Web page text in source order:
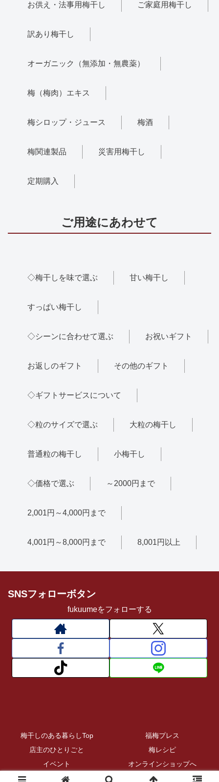
お供え・法事用梅干し ご家庭用梅干し
訳あり梅干し
オーガニック（無添加・無農薬）
梅（梅肉）エキス
梅シロップ・ジュース 梅酒
梅関連製品 災害用梅干し
定期購入
ご用途にあわせて
◇梅干しを味で選ぶ 甘い梅干し
すっぱい梅干し
◇シーンに合わせて選ぶ お祝いギフト
お返しのギフト その他のギフト
◇ギフトサービスについて
◇粒のサイズで選ぶ 大粒の梅干し
普通粒の梅干し 小梅干し
◇価格で選ぶ ～2000円まで
2,001円～4,000円まで
4,001円～8,000円まで 8,001円以上
SNSフォローボタン
fukuumeをフォローする
梅干しのある暮らしTop
福梅プレス
店主のひとりごと
梅レシピ
イベント
オンラインショップへ